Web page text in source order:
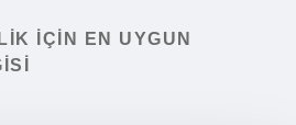
IÇIN EN UYGUN